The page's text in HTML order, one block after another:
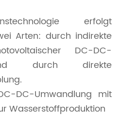
erfolgt
Arten: durch indirekte
DC-DC-
durch direkte
DC-Umwandlung mit
Wasserstoffproduktion